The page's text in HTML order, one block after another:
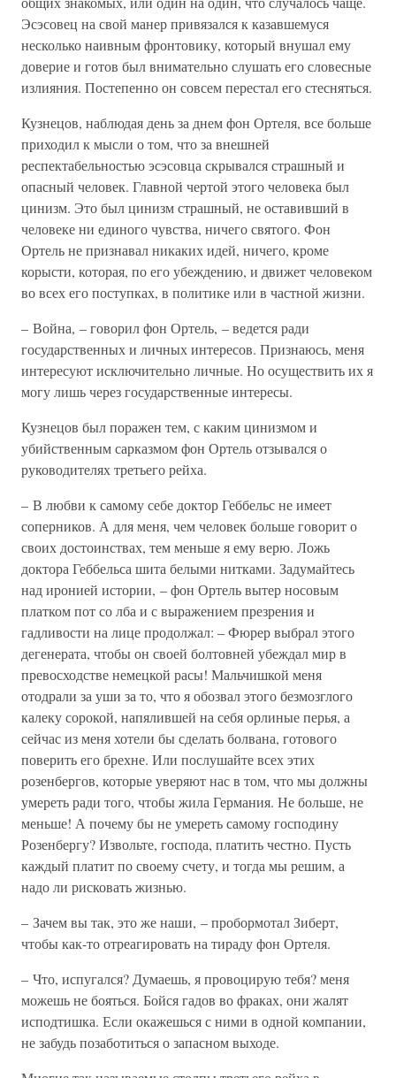
Эсэсовец на свой манер привязался к казавшемуся
несколько наивным фронтовику, который внушал ему
доверие и готов был внимательно слушать его словесные
излияния. Постепенно он совсем перестал его стесняться.
Кузнецов, наблюдая день за днем фон Ортеля, все больше
приходил к мысли о том, что за внешней
респектабельностью эсэсовца скрывался страшный и
опасный человек. Главной чертой этого человека был
цинизм. Это был цинизм страшный, не оставивший в
человеке ни единого чувства, ничего святого. Фон
Ортель не признавал никаких идей, ничего, кроме
корысти, которая, по его убеждению, и движет человеком
во всех его поступках, в политике или в частной жизни.
– Война, – говорил фон Ортель, – ведется ради
государственных и личных интересов. Признаюсь, меня
интересуют исключительно личные. Но осуществить их я
могу лишь через государственные интересы.
Кузнецов был поражен тем, с каким цинизмом и
убийственным сарказмом фон Ортель отзывался о
руководителях третьего рейха.
– В любви к самому себе доктор Геббельс не имеет
соперников. А для меня, чем человек больше говорит о
своих достоинствах, тем меньше я ему верю. Ложь
доктора Геббельса шита белыми нитками. Задумайтесь
над иронией истории, – фон Ортель вытер носовым
платком пот со лба и с выражением презрения и
гадливости на лице продолжал: – Фюрер выбрал этого
дегенерата, чтобы он своей болтовней убеждал мир в
превосходстве немецкой расы! Мальчишкой меня
отодрали за уши за то, что я обозвал этого безмозглого
калеку сорокой, напялившей на себя орлиные перья, а
сейчас из меня хотели бы сделать болвана, готового
поверить его брехне. Или послушайте всех этих
розенбергов, которые уверяют нас в том, что мы должны
умереть ради того, чтобы жила Германия. Не больше, не
меньше! А почему бы не умереть самому господину
Розенбергу? Извольте, господа, платить честно. Пусть
каждый платит по своему счету, и тогда мы решим, а
надо ли рисковать жизнью.
– Зачем вы так, это же наши, – пробормотал Зиберт,
чтобы как-то отреагировать на тираду фон Ортеля.
– Что, испугался? Думаешь, я провоцирую тебя? меня
можешь не бояться. Бойся гадов во фраках, они жалят
исподтишка. Если окажешься с ними в одной компании,
не забудь позаботиться о запасном выходе.